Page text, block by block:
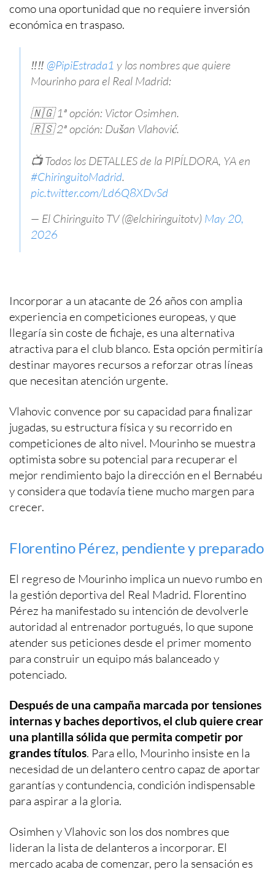
como una oportunidad que no requiere inversión
económica en traspaso.
‼️‼️ @PipiEstrada1 y los nombres que quiere
Mourinho para el Real Madrid:
🇳🇬 1ª opción: Victor Osimhen.
🇷🇸 2ª opción: Dušan Vlahović.
📺 Todos los DETALLES de la PIPÍLDORA, YA en
#ChiringuitoMadrid.
pic.twitter.com/Ld6Q8XDvSd
— El Chiringuito TV (@elchiringuitotv) May 20,
2026
Incorporar a un atacante de 26 años con amplia
experiencia en competiciones europeas, y que
llegaría sin coste de fichaje, es una alternativa
atractiva para el club blanco. Esta opción permitiría
destinar mayores recursos a reforzar otras líneas
que necesitan atención urgente.
Vlahovic convence por su capacidad para finalizar
jugadas, su estructura física y su recorrido en
competiciones de alto nivel. Mourinho se muestra
optimista sobre su potencial para recuperar el
mejor rendimiento bajo la dirección en el Bernabéu
y considera que todavía tiene mucho margen para
crecer.
Florentino Pérez, pendiente y preparado
El regreso de Mourinho implica un nuevo rumbo en
la gestión deportiva del Real Madrid. Florentino
Pérez ha manifestado su intención de devolverle
autoridad al entrenador portugués, lo que supone
atender sus peticiones desde el primer momento
para construir un equipo más balanceado y
potenciado.
Después de una campaña marcada por tensiones
internas y baches deportivos, el club quiere crear
una plantilla sólida que permita competir por
grandes títulos. Para ello, Mourinho insiste en la
necesidad de un delantero centro capaz de aportar
garantías y contundencia, condición indispensable
para aspirar a la gloria.
Osimhen y Vlahovic son los dos nombres que
lideran la lista de delanteros a incorporar. El
mercado acaba de comenzar, pero la sensación es